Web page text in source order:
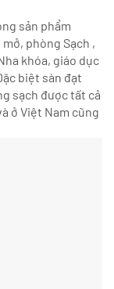
sản phẩm
phòng Sạch ,
khóa, giáo dục
biệt sàn đạt
sạch được tất cả
ở Việt Nam cũng